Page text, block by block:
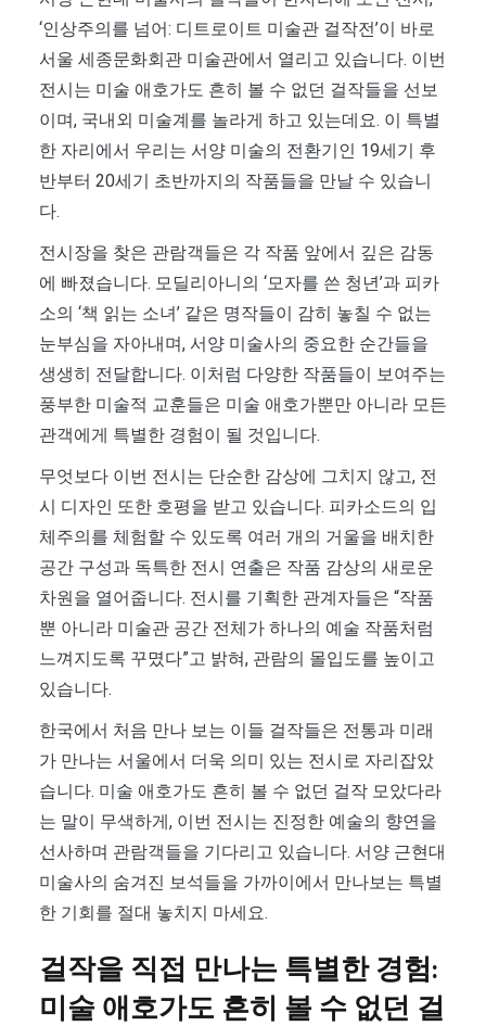
‘인상주의를 넘어: 디트로이트 미술관 걸작전’이 바로
서울 세종문화회관 미술관에서 열리고 있습니다. 이번
전시는 미술 애호가도 흔히 볼 수 없던 걸작들을 선보
이며, 국내외 미술계를 놀라게 하고 있는데요. 이 특별
한 자리에서 우리는 서양 미술의 전환기인 19세기 후
반부터 20세기 초반까지의 작품들을 만날 수 있습니
다.
전시장을 찾은 관람객들은 각 작품 앞에서 깊은 감동
에 빠졌습니다. 모딜리아니의 ‘모자를 쓴 청년’과 피카
소의 ‘책 읽는 소녀’ 같은 명작들이 감히 놓칠 수 없는
눈부심을 자아내며, 서양 미술사의 중요한 순간들을
생생히 전달합니다. 이처럼 다양한 작품들이 보여주는
풍부한 미술적 교훈들은 미술 애호가뿐만 아니라 모든
관객에게 특별한 경험이 될 것입니다.
무엇보다 이번 전시는 단순한 감상에 그치지 않고, 전
시 디자인 또한 호평을 받고 있습니다. 피카소드의 입
체주의를 체험할 수 있도록 여러 개의 거울을 배치한
공간 구성과 독특한 전시 연출은 작품 감상의 새로운
차원을 열어줍니다. 전시를 기획한 관계자들은 “작품
뿐 아니라 미술관 공간 전체가 하나의 예술 작품처럼
느껴지도록 꾸몄다”고 밝혀, 관람의 몰입도를 높이고
있습니다.
한국에서 처음 만나 보는 이들 걸작들은 전통과 미래
가 만나는 서울에서 더욱 의미 있는 전시로 자리잡았
습니다. 미술 애호가도 흔히 볼 수 없던 걸작 모았다라
는 말이 무색하게, 이번 전시는 진정한 예술의 향연을
선사하며 관람객들을 기다리고 있습니다. 서양 근현대
미술사의 숨겨진 보석들을 가까이에서 만나보는 특별
한 기회를 절대 놓치지 마세요.
걸작을 직접 만나는 특별한 경험:
미술 애호가도 흔히 볼 수 없던 걸